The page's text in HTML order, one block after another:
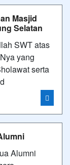
Masjid
Selatan
SWT atas
yang
serta
Alumni